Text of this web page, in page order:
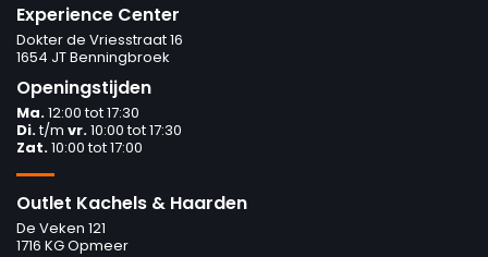
Experience Center
Dokter de Vriesstraat 16
1654 JT Benningbroek
Openingstijden
Ma.12:00 tot 17:30
Di.t/m vr.10:00 tot 17:30
Zat.10:00 tot 17:00
Outlet Kachels & Haarden
De Veken 121
1716 KG Opmeer